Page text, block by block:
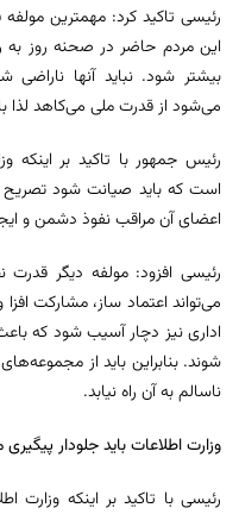
رئیسی تاکید کرد: مهمترین
این مردم حاضر در صحنه روز به
بیشتر شود. نباید آنها
می‌شود از قدرت ملی می‌کاهد لذا
رئیس جمهور با تاکید بر اینکه
است که باید صیانت شود
اعضای آن مراقب نفوذ دشمن و
رئیسی افزود: مولفه دیگر قدرت
می‌تواند اعتماد ساز، مشارکت
اداری نیز دچار آسیب شود که
شوند. بنابراین باید از
ناسالم به آن راه نیابد.
وزارت اطلاعات باید جلودار
رئیسی با تاکید بر اینکه وزارت